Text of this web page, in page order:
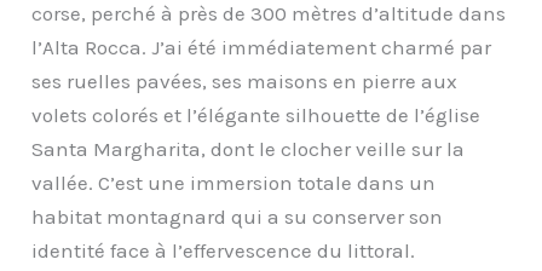
corse, perché à près de 300 mètres d’altitude dans
l’Alta Rocca. J’ai été immédiatement charmé par
ses ruelles pavées, ses maisons en pierre aux
volets colorés et l’élégante silhouette de l’église
Santa Margharita, dont le clocher veille sur la
vallée. C’est une immersion totale dans un
habitat montagnard qui a su conserver son
identité face à l’effervescence du littoral.